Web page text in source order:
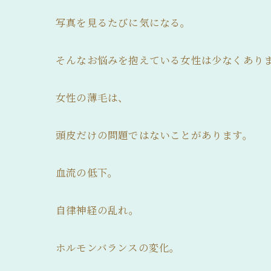
写真を見るたびに気になる。
そんなお悩みを抱えている女性は少なくあり
女性の薄毛は、
頭皮だけの問題ではないことがあります。
血流の低下。
自律神経の乱れ。
ホルモンバランスの変化。